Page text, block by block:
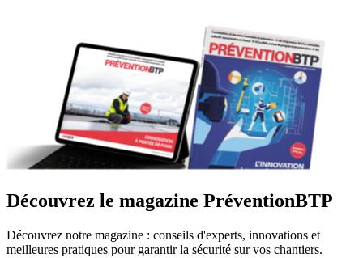
Découvrez le magazine PréventionBTP
Découvrez notre magazine : conseils d'experts, innovations et
meilleures pratiques pour garantir la sécurité sur vos chantiers.